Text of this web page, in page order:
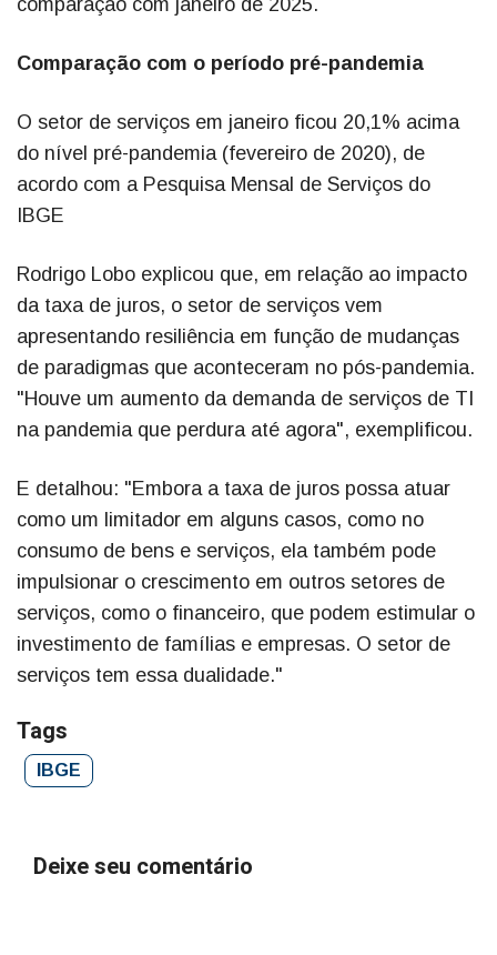
comparação com janeiro de 2025.
Comparação com o período pré-pandemia
O setor de serviços em janeiro ficou 20,1% acima
do nível pré-pandemia (fevereiro de 2020), de
acordo com a Pesquisa Mensal de Serviços do
IBGE
Rodrigo Lobo explicou que, em relação ao impacto
da taxa de juros, o setor de serviços vem
apresentando resiliência em função de mudanças
de paradigmas que aconteceram no pós-pandemia.
"Houve um aumento da demanda de serviços de TI
na pandemia que perdura até agora", exemplificou.
E detalhou: "Embora a taxa de juros possa atuar
como um limitador em alguns casos, como no
consumo de bens e serviços, ela também pode
impulsionar o crescimento em outros setores de
serviços, como o financeiro, que podem estimular o
investimento de famílias e empresas. O setor de
serviços tem essa dualidade."
Tags
IBGE
Deixe seu comentário